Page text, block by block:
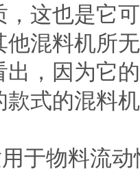
这也是它
他混料机所
，因为它
式的混料
物料流动